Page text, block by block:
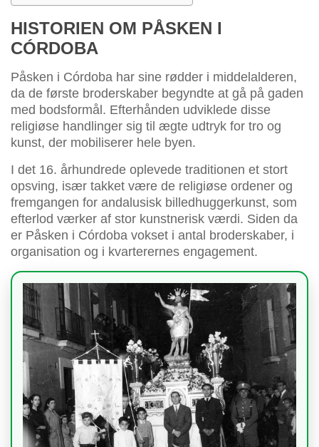
HISTORIEN OM PÅSKEN I
CÓRDOBA
Påsken i Córdoba har sine rødder i middelalderen,
da de første broderskaber begyndte at gå på gaden
med bodsformål. Efterhånden udviklede disse
religiøse handlinger sig til ægte udtryk for tro og
kunst, der mobiliserer hele byen.
I det 16. århundrede oplevede traditionen et stort
opsving, især takket være de religiøse ordener og
fremgangen for andalusisk billedhuggerkunst, som
efterlod værker af stor kunstnerisk værdi. Siden da
er Påsken i Córdoba vokset i antal broderskaber, i
organisation og i kvarterernes engagement.